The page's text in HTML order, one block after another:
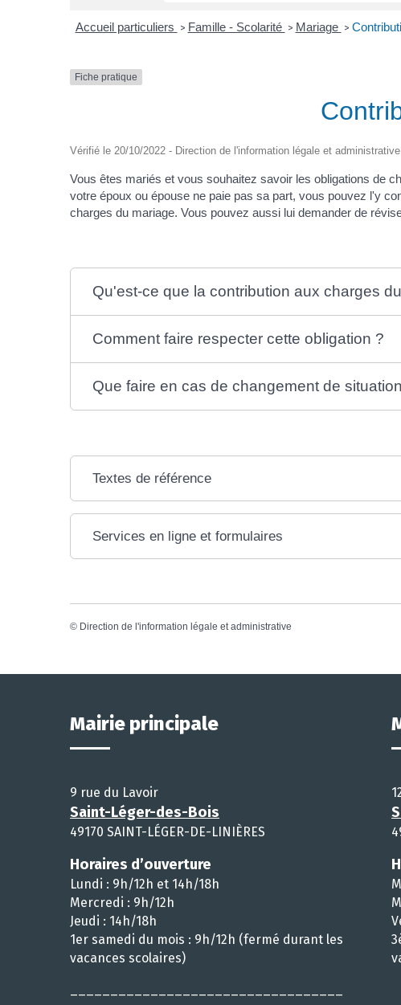
Accueil particuliers > Famille - Scolarité > Mariage >
Fiche pratique
Vérifié le 20/10/2022 - Direction de l'information légale et
Vous êtes mariés et vous souhaitez savoir les obligations de
votre époux ou épouse ne paie pas sa part, vous pouvez l'y
charges du mariage. Vous pouvez aussi lui demander de
Qu'est-ce que la contribution aux charges
Comment faire respecter cette obligation ?
Que faire en cas de changement de
Textes de référence
Services en ligne et formulaires
© Direction de l'information légale et administrative
Mairie principale
9 rue du Lavoir
Saint-Léger-des-Bois
49170 SAINT-LÉGER-DE-LINIÈRES
Horaires d’ouverture
Lundi : 9h/12h et 14h/18h
Mercredi : 9h/12h
Jeudi : 14h/18h
1er samedi du mois : 9h/12h (fermé durant les
vacances scolaires)